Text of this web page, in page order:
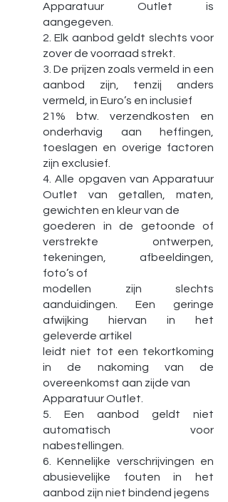
Apparatuur Outlet is
aangegeven.
2. Elk aanbod geldt slechts voor
zover de voorraad strekt.
3. De prijzen zoals vermeld in een
aanbod zijn, tenzij anders
vermeld, in Euro’s en inclusief
21% btw. verzendkosten en
onderhavig aan heffingen,
toeslagen en overige factoren
zijn exclusief.
4. Alle opgaven van Apparatuur
Outlet van getallen, maten,
gewichten en kleur van de
goederen in de getoonde of
verstrekte ontwerpen,
tekeningen, afbeeldingen,
foto’s of
modellen zijn slechts
aanduidingen. Een geringe
afwijking hiervan in het
geleverde artikel
leidt niet tot een tekortkoming
in de nakoming van de
overeenkomst aan zijde van
Apparatuur Outlet.
5. Een aanbod geldt niet
automatisch voor
nabestellingen.
6. Kennelijke verschrijvingen en
abusievelijke fouten in het
aanbod zijn niet bindend jegens